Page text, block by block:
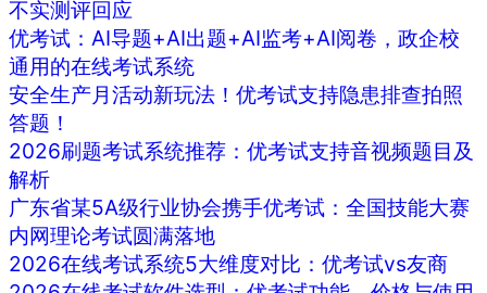
不实测评回应
优考试：AI导题+AI出题+AI监考+AI阅卷，政企校
通用的在线考试系统
安全生产月活动新玩法！优考试支持隐患排查拍照
答题！
2026刷题考试系统推荐：优考试支持音视频题目及
解析
广东省某5A级行业协会携手优考试：全国技能大赛
内网理论考试圆满落地
2026在线考试系统5大维度对比：优考试vs友商